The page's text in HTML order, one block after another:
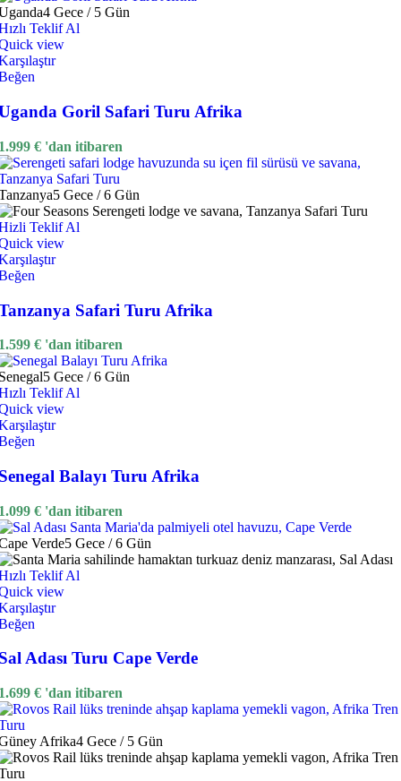
4 Gece / 5 Gün
Teklif Al
view
Goril Safari Turu Afrika
€ 'dan itibaren
5 Gece / 6 Gün
Teklif Al
view
Safari Turu Afrika
€ 'dan itibaren
5 Gece / 6 Gün
Teklif Al
view
Balayı Turu Afrika
€ 'dan itibaren
Verde5 Gece / 6 Gün
Teklif Al
view
Adası Turu Cape Verde
€ 'dan itibaren
Afrika4 Gece / 5 Gün